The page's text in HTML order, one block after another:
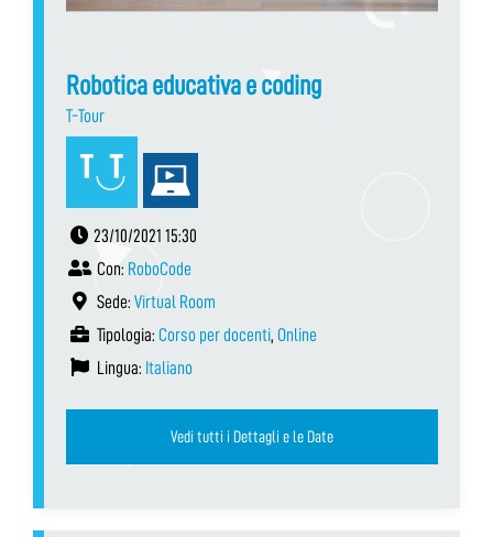
Robotica educativa e coding
T-Tour
23/10/2021 15:30
Con: RoboCode
Sede: Virtual Room
Tipologia: Corso per docenti, Online
Lingua: Italiano
Vedi tutti i Dettagli e le Date